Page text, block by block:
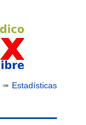
➠ Estadísticas